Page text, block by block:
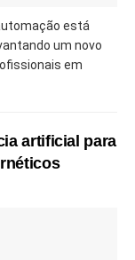
está
um novo
em
artificial para